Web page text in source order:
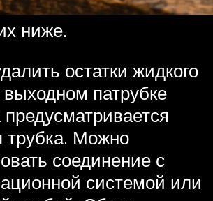
ниже.
остатки жидкого
патрубке
предусматривается
трубка. Можно
соединение с
системой или